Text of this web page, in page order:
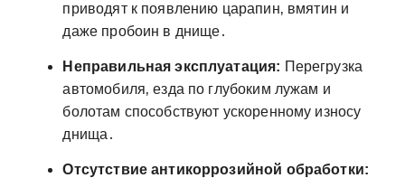
приводят к появлению царапин‚ вмятин и
даже пробоин в днище․
Неправильная эксплуатация: Перегрузка
автомобиля‚ езда по глубоким лужам и
болотам способствуют ускоренному износу
днища․
Отсутствие антикоррозийной обработки: